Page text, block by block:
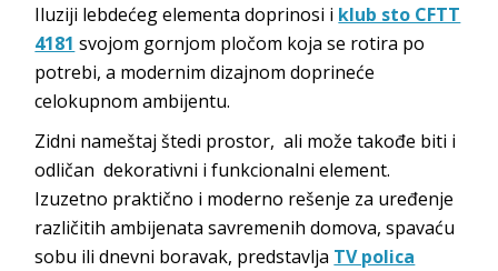
Iluziji lebdećeg elementa doprinosi i klub sto CFTT
4181 svojom gornjom pločom koja se rotira po
potrebi, a modernim dizajnom doprineće
celokupnom ambijentu.
Zidni nameštaj štedi prostor, ali može takođe biti i
odličan dekorativni i funkcionalni element.
Izuzetno praktično i moderno rešenje za uređenje
različitih ambijenata savremenih domova, spavaću
sobu ili dnevni boravak, predstavlja TV polica